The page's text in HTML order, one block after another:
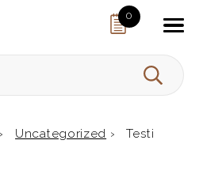
0
HAE
› Uncategorized › Testi